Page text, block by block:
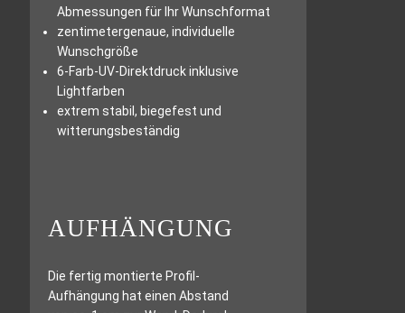
Abmessungen für Ihr Wunschformat
zentimetergenaue, individuelle
Wunschgröße
6-Farb-UV-Direktdruck inklusive
Lightfarben
extrem stabil, biegefest und
witterungsbeständig
AUFHÄNGUNG
Die fertig montierte Profil-
Aufhängung hat einen Abstand